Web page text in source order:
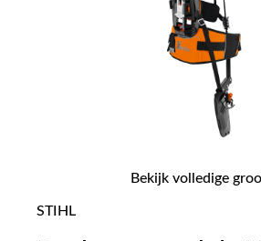
Bekijk volledige
STIHL